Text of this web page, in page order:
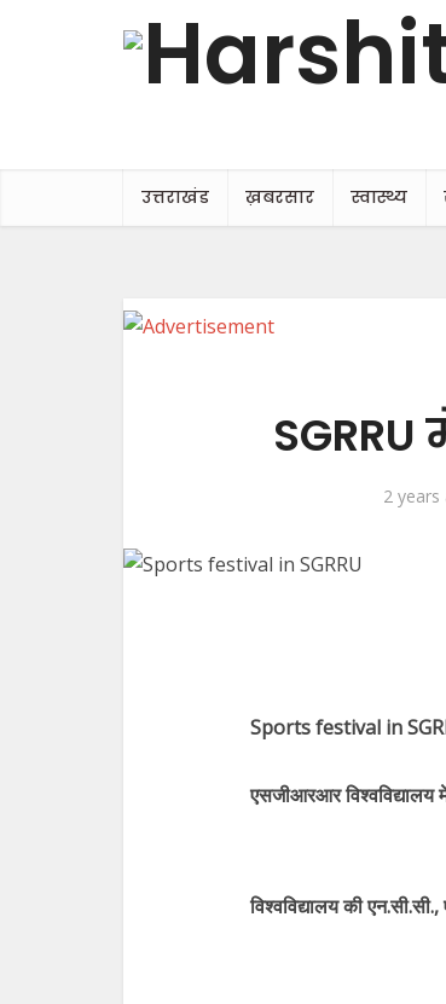
उत्तराखंड ख़बरसार स्वास्थ्य
2 years
Sports festival in
एसजीआरआर
विश्वविद्यालय की